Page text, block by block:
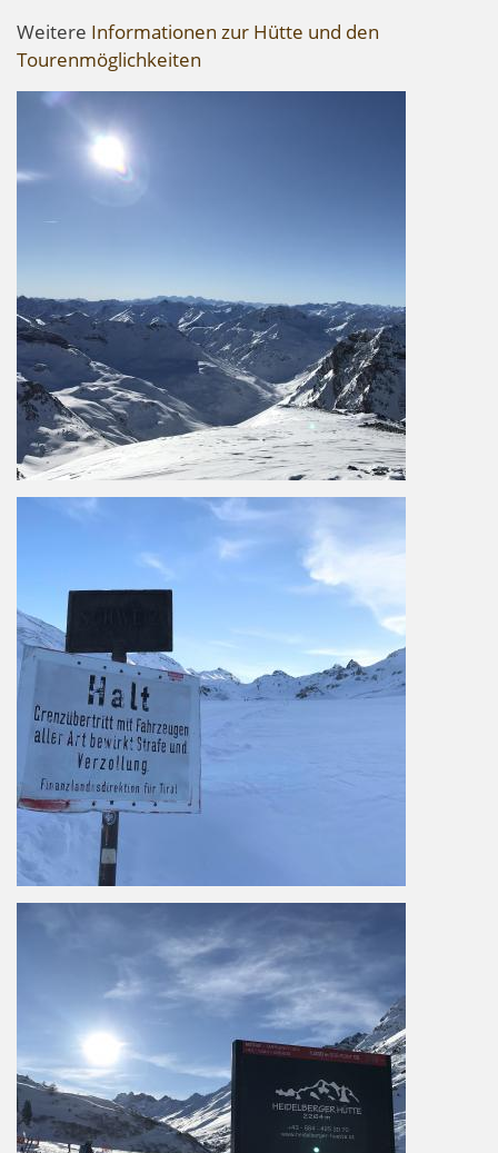
Weitere Informationen zur Hütte und den
Tourenmöglichkeiten